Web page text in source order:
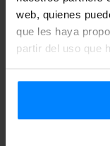
web, quienes
que les haya
partir del uso que
CONTACTO:
Información